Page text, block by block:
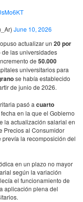
June 10, 2026
actualizar un 20 por
las universidades
de 50.000
universitarios para
se había establecido
de junio de 2026.
pasó a cuarto
fecha en la que el Gobierno
la actualización salarial en
Precios al Consumidor
prevía la recomposición del
en un plazo no mayor
según la variación
el funcionamiento de
aplicación plena del